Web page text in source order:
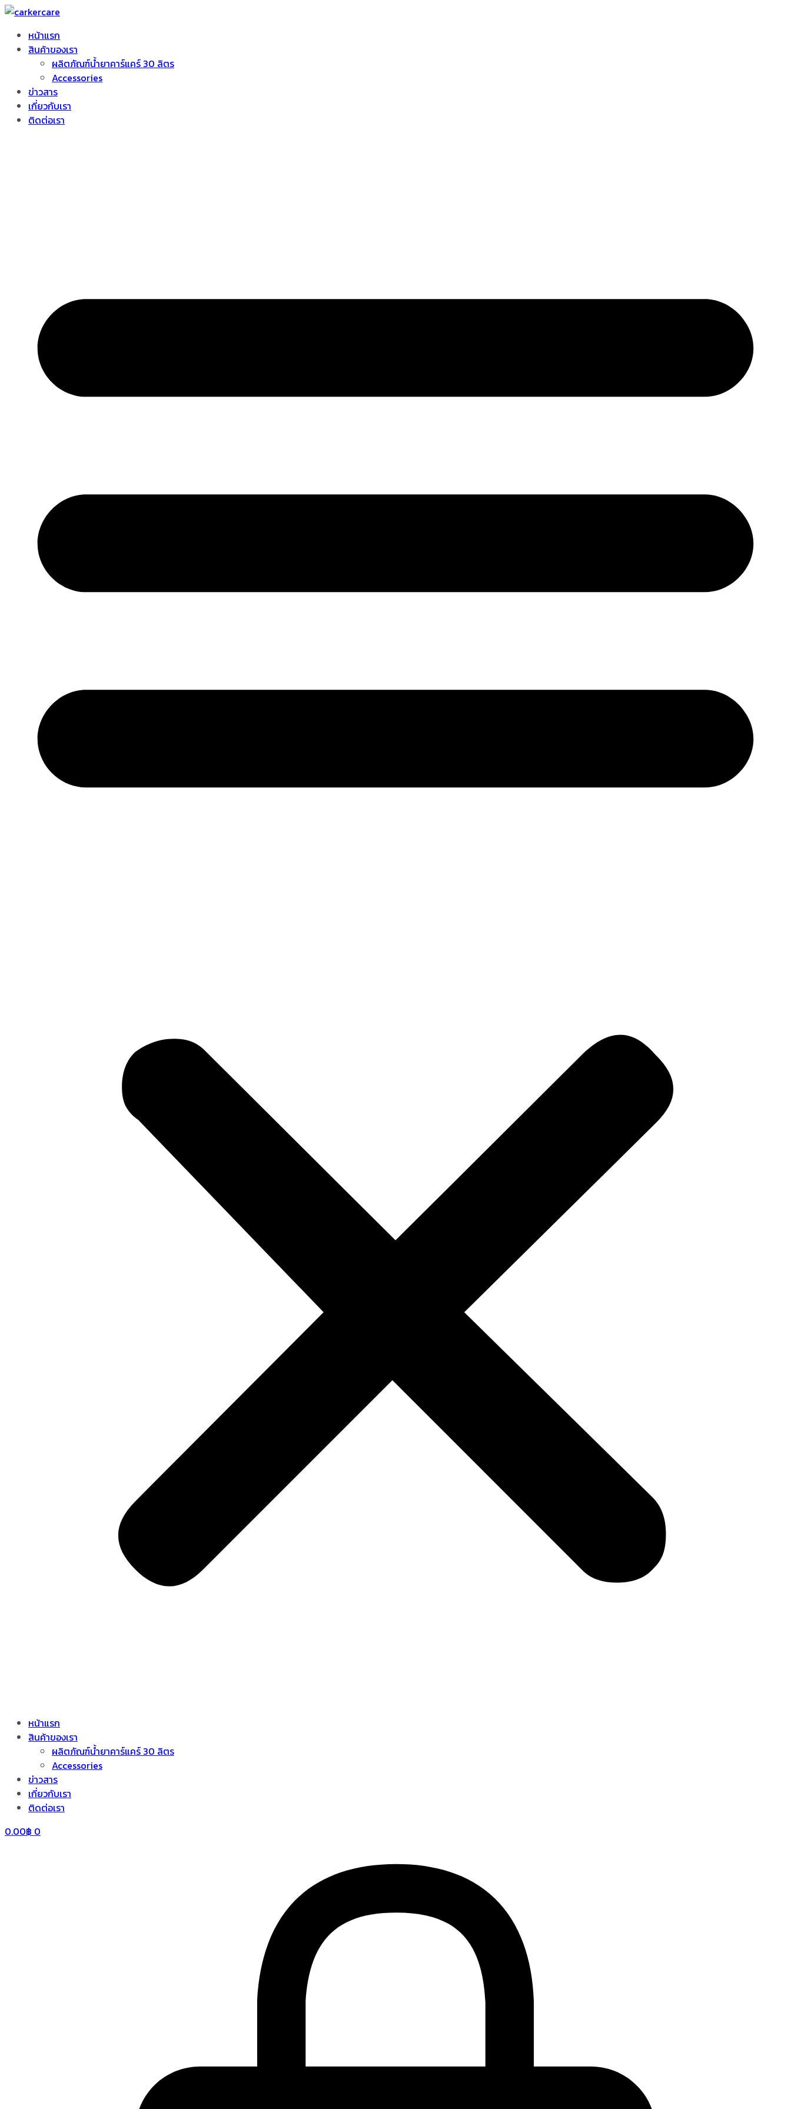
หน้าแรก
สินค้าของเรา
ผลิตภัณฑ์น้ำยาคาร์แคร์ 30 ลิตร
Accessories
ข่าวสาร
เกี่ยวกับเรา
ติดต่อเรา
หน้าแรก
สินค้าของเรา
ผลิตภัณฑ์น้ำยาคาร์แคร์ 30 ลิตร
Accessories
ข่าวสาร
เกี่ยวกับเรา
ติดต่อเรา
0.00฿ 0